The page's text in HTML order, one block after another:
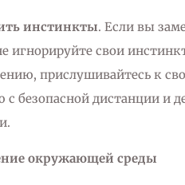
инстинкты. Если вы
игнорируйте свои
прислушивайтесь к
безопасной дистанции и
окружающей среды